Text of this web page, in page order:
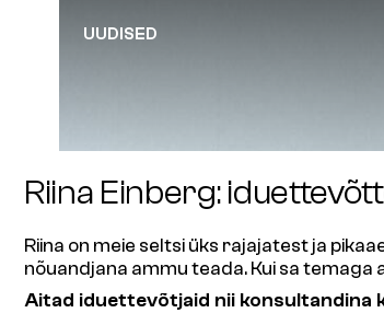
UUDISED
Riina Einberg:
Riina on meie seltsi üks rajajatest ja
nõuandjana ammu teada. Kui sa
Aitad iduettevõtjaid nii konsultandina